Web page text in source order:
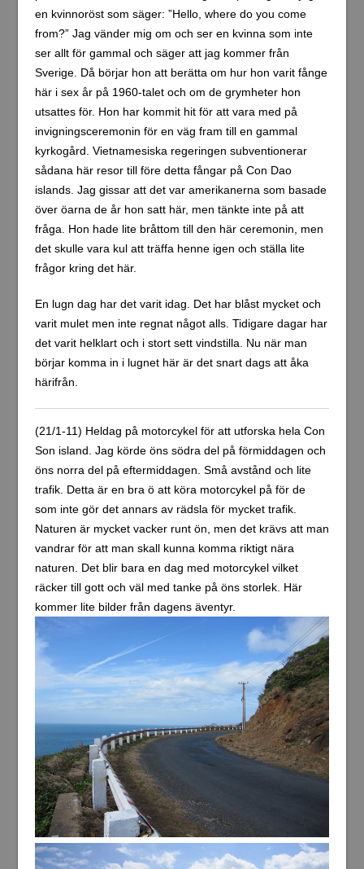
en kvinnoröst som säger: ”Hello, where do you come
from?” Jag vänder mig om och ser en kvinna som inte
ser allt för gammal och säger att jag kommer från
Sverige. Då börjar hon att berätta om hur hon varit fånge
här i sex år på 1960-talet och om de grymheter hon
utsattes för. Hon har kommit hit för att vara med på
invigningsceremonin för en väg fram till en gammal
kyrkogård. Vietnamesiska regeringen subventionerar
sådana här resor till före detta fångar på Con Dao
islands. Jag gissar att det var amerikanerna som basade
över öarna de år hon satt här, men tänkte inte på att
fråga. Hon hade lite bråttom till den här ceremonin, men
det skulle vara kul att träffa henne igen och ställa lite
frågor kring det här.
En lugn dag har det varit idag. Det har blåst mycket och
varit mulet men inte regnat något alls. Tidigare dagar har
det varit helklart och i stort sett vindstilla. Nu när man
börjar komma in i lugnet här är det snart dags att åka
härifrån.
(21/1-11) Heldag på motorcykel för att utforska hela Con
Son island. Jag körde öns södra del på förmiddagen och
öns norra del på eftermiddagen. Små avstånd och lite
trafik. Detta är en bra ö att köra motorcykel på för de
som inte gör det annars av rädsla för mycket trafik.
Naturen är mycket vacker runt ön, men det krävs att man
vandrar för att man skall kunna komma riktigt nära
naturen. Det blir bara en dag med motorcykel vilket
räcker till gott och väl med tanke på öns storlek. Här
kommer lite bilder från dagens äventyr.